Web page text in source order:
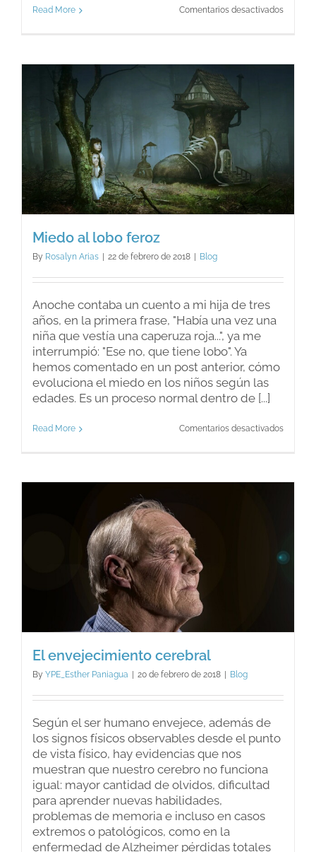
Read More Comentarios desactivadosen
Miedo al lobo feroz
By Rosalyn Arias 22 de febrero de 2018 Blog
Anoche contaba un cuento a mi hija de tres
años, en la primera frase, "Había una vez una
niña que vestía una caperuza roja...", ya me
interrumpió: "Ese no, que tiene lobo". Ya
hemos comentado en un post anterior, cómo
evoluciona el miedo en los niños según las
edades. Es un proceso normal dentro de [...]
Read More Comentarios desactivadosen
El envejecimiento cerebral
By YPE_Esther Paniagua 20 de febrero de 2018 Blog
Según el ser humano envejece, además de
los signos físicos observables desde el punto
de vista físico, hay evidencias que nos
muestran que nuestro cerebro no funciona
igual: mayor cantidad de olvidos, dificultad
para aprender nuevas habilidades,
problemas de memoria e incluso en casos
extremos o patológicos, como en la
enfermedad de Alzheimer pérdidas totales